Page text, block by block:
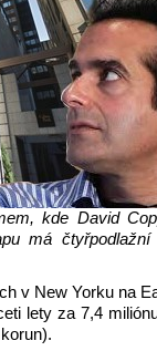
kde David
má
v New Yorku na
lety za 7,4